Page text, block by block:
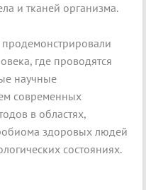
и тканей организма.
где проводятся
научные
современных
в областях,
здоровых людей
состояниях.